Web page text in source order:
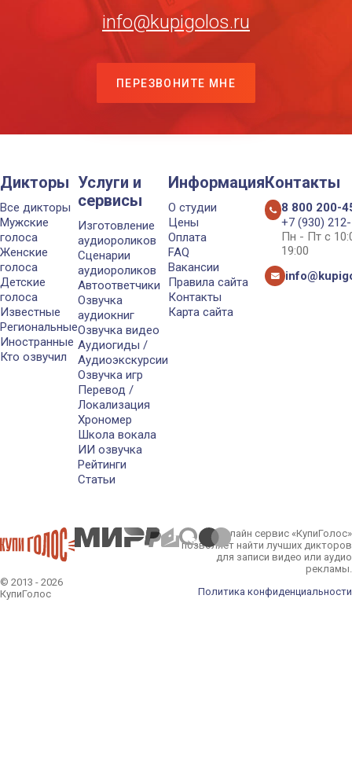
info@kupigolos.ru
ПЕРЕЗВОНИТЕ МНЕ
Дикторы
Все дикторы
Мужские
голоса
Женские
голоса
Детские
голоса
Известные
Региональные
Иностранные
Кто озвучил
Услуги и
сервисы
Изготовление
аудиороликов
Сценарии
аудиороликов
Автоответчики
Озвучка
аудиокниг
Озвучка видео
Аудиогиды /
Аудиоэкскурсии
Озвучка игр
Перевод /
Локализация
Хрономер
Школа вокала
ИИ озвучка
Рейтинги
Статьи
Информация
О студии
Цены
Оплата
FAQ
Вакансии
Правила сайта
Контакты
Карта сайта
Контакты
8 800 200-
+7 (930)
Пн - Пт с
19:00
© 2013 - 2026
КупиГолос
Онлайн сервис «КупиГолос»
позволяет найти лучших дикторов
для записи видео или аудио
рекламы.
Политика конфиденциальности